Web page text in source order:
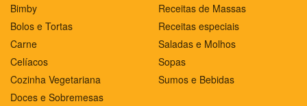
Bimby
Bolos e Tortas
Carne
Celíacos
Cozinha Vegetariana
Doces e Sobremesas
Receitas de Massas
Receitas especiais
Saladas e Molhos
Sopas
Sumos e Bebidas